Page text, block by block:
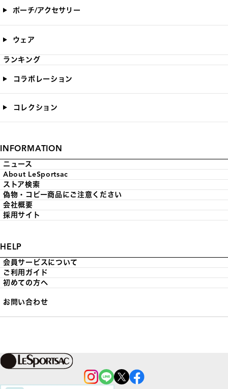
ポーチ/アクセサリー
ウェア
ランキング
コラボレーション
コレクション
INFORMATION
ニュース
About LeSportsac
ストア検索
偽物・コピー商品にご注意ください
会社概要
採用サイト
HELP
会員サービスについて
ご利用ガイド
初めての方へ
お問い合わせ